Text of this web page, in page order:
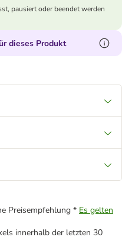
pausiert oder beendet werden
dieses Produkt
Preisempfehlung * Es gelten
innerhalb der letzten 30